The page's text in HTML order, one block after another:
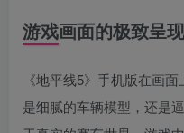
游戏画面的极致呈现
《地平线5》手机版在画
是细腻的车辆模型，还是